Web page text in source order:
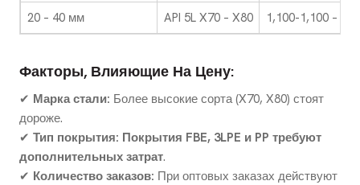
20 – 40 мм
API 5L X70 – X80 1,100-1,100 –
Факторы, Влияющие На Цену:
✔ Марка стали: Более высокие сорта (X70, X80) стоят
дороже.
✔ Тип покрытия: Покрытия FBE, 3LPE и PP требуют
дополнительных затрат.
✔ Количество заказов: При оптовых заказах действуют